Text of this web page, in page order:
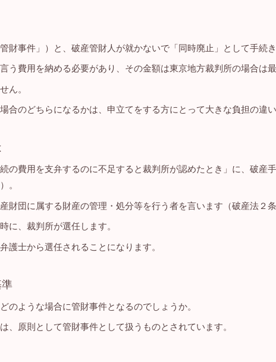
財事件」）と、破産管財人が就かないで「同時廃止」として手続
う費用を納める必要があり、その金額は東京地方裁判所の場合は
ん。
合のどちらになるかは、申立てをする方にとって大きな負担の違い
の費用を支弁するのに不足すると裁判所が認めたとき」に、破産
。
財団に属する財産の管理・処分等を行う者を言います（破産法２条
に、裁判所が選任します。
護士から選任されることになります。
のような場合に管財事件となるのでしょうか。
、原則として管財事件として扱うものとされています。